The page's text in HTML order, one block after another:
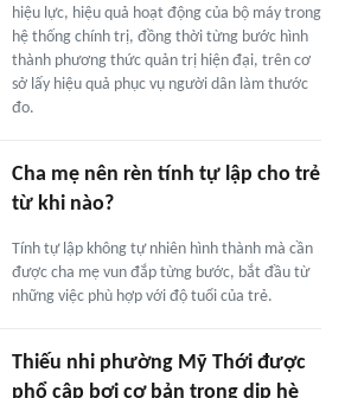
hiệu lực, hiệu quả hoạt động của bộ máy trong
hệ thống chính trị, đồng thời từng bước hình
thành phương thức quản trị hiện đại, trên cơ
sở lấy hiệu quả phục vụ người dân làm thước
đo.
Cha mẹ nên rèn tính tự lập cho trẻ
từ khi nào?
Tính tự lập không tự nhiên hình thành mà cần
được cha mẹ vun đắp từng bước, bắt đầu từ
những việc phù hợp với độ tuổi của trẻ.
Thiếu nhi phường Mỹ Thới được
phổ cập bơi cơ bản trong dịp hè